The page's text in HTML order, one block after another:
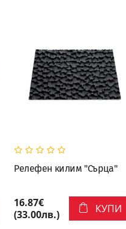
Релефен килим "Сърца"
16.87€
(33.00лв.)
КУПИ